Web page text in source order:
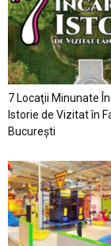
7 Locaţii Minunate
Istorie de Vizitat în
București